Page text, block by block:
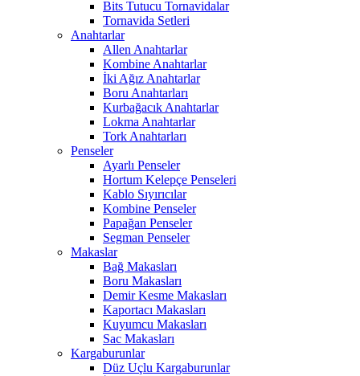
Bits Tutucu Tornavidalar
Tornavida Setleri
Anahtarlar
Allen Anahtarlar
Kombine Anahtarlar
İki Ağız Anahtarlar
Boru Anahtarları
Kurbağacık Anahtarlar
Lokma Anahtarlar
Tork Anahtarları
Penseler
Ayarlı Penseler
Hortum Kelepçe Penseleri
Kablo Sıyırıcılar
Kombine Penseler
Papağan Penseler
Segman Penseler
Makaslar
Bağ Makasları
Boru Makasları
Demir Kesme Makasları
Kaportacı Makasları
Kuyumcu Makasları
Sac Makasları
Kargaburunlar
Düz Uçlu Kargaburunlar